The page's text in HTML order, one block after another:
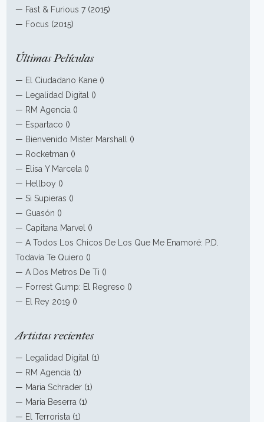
— Fast & Furious 7 (2015)
— Focus (2015)
Últimas Películas
— El Ciudadano Kane ()
—
Legalidad Digital
()
— RM Agencia ()
— Espartaco ()
— Bienvenido Mister Marshall
()
— Rocketman ()
— Elisa Y Marcela ()
— Hellboy ()
—Si Supieras ()
— Guasón ()
— Capitana Marvel ()
—A Todos Los Chicos De Los Que Me Enamoré: P.D.
Todavía Te Quiero ()
—A Dos Metros De Ti ()
— Forrest Gump: El Regreso ()
— El Rey 2019 ()
Artistas recientes
— Legalidad Digital
(1)
— RM Agencia (1)
— Maria Schrader (1)
— Maria Beserra (1)
— El Terrorista (1)